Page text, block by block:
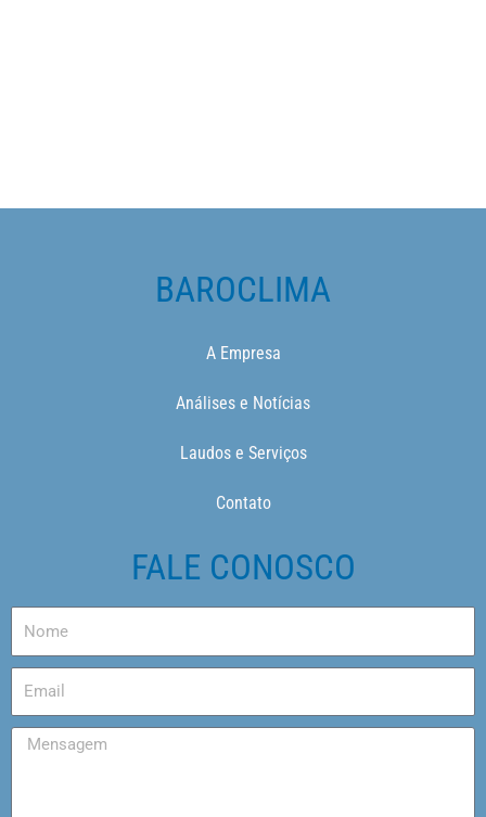
BAROCLIMA
A Empresa
Análises e Notícias
Laudos e Serviços
Contato
FALE CONOSCO